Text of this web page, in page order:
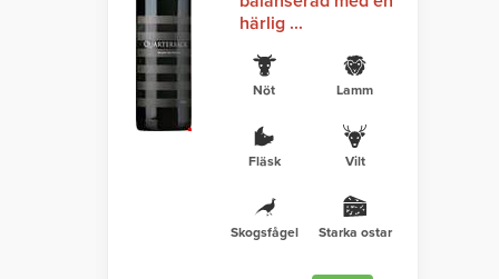
härlig ...
Nöt Lamm
Fläsk Vilt
Skogsfågel Starka ostar